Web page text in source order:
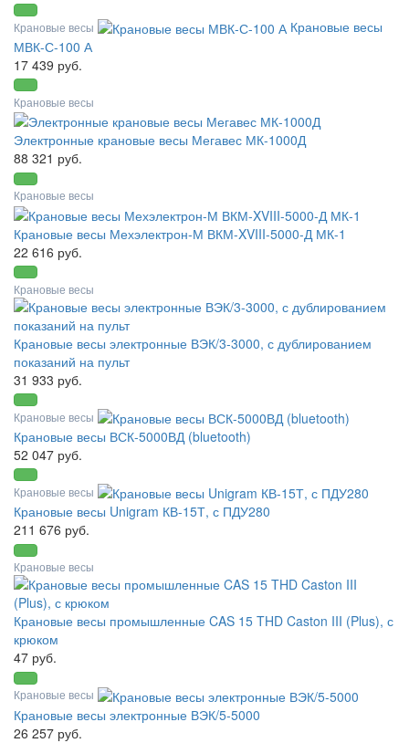
Крановые весы
Крановые весы
МВК-С-100 А
17 439 руб.
Крановые весы
Электронные крановые весы Мегавес МК-1000Д
88 321 руб.
Крановые весы
Крановые весы Мехэлектрон-М ВКМ-XVIII-5000-Д МК-1
22 616 руб.
Крановые весы
Крановые весы электронные ВЭК/3-3000, с дублированием
показаний на пульт
31 933 руб.
Крановые весы
Крановые весы ВСК-5000ВД (bluetooth)
52 047 руб.
Крановые весы
Крановые весы Unigram КВ-15Т, с ПДУ280
211 676 руб.
Крановые весы
Крановые весы промышленные CAS 15 THD Caston III (Plus), с
крюком
47 руб.
Крановые весы
Крановые весы электронные ВЭК/5-5000
26 257 руб.